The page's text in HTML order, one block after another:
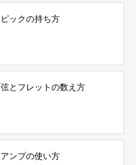
ピックの持ち方
弦とフレットの数え方
アンプの使い方